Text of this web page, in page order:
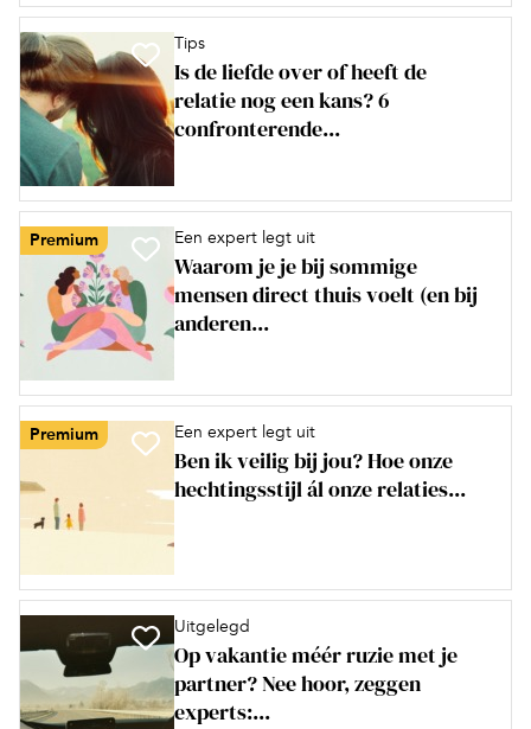
Tips
Is de liefde over of heeft de
relatie nog een kans? 6
confronterende...
Premium Een expert legt uit
Waarom je je bij sommige
mensen direct thuis voelt (en bij
anderen...
Premium Een expert legt uit
Ben ik veilig bij jou? Hoe onze
hechtingsstijl ál onze relaties...
Uitgelegd
Op vakantie méér ruzie met je
partner? Nee hoor, zeggen
experts:...